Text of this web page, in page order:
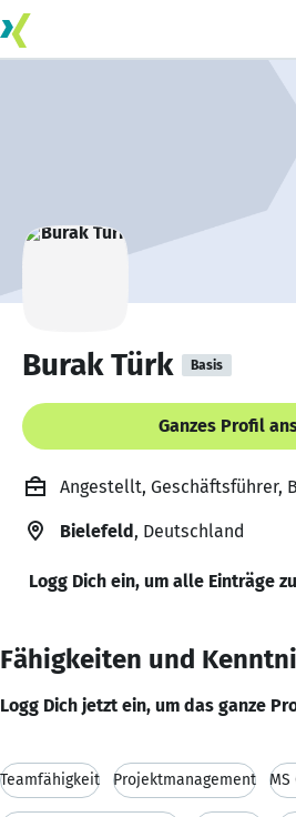
Burak Türk Basis
Ganzes Profil
Angestellt, Geschäftsführer,
Bielefeld, Deutschland
Logg Dich ein, um alle Einträge
Fähigkeiten und
Logg Dich jetzt ein, um das ganze
Teamfähigkeit Projektmanagement MS